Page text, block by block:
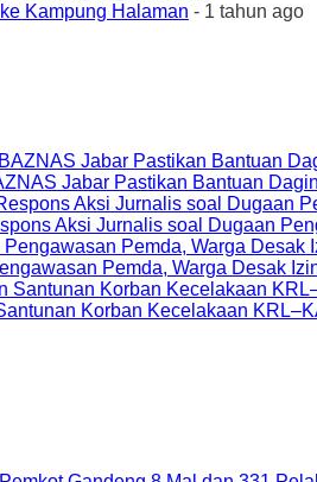
Kampung Halaman - 1 tahun ago
Jabar Pastikan Bantuan
Aksi Jurnalis soal Dugaan
Pemda, Warga Desak
Korban Kecelakaan